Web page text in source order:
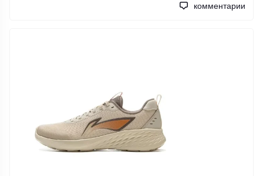
комментарии